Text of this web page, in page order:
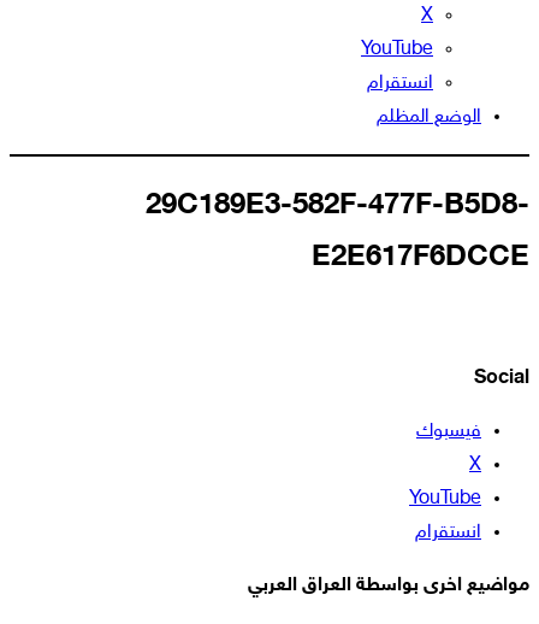
‫X
‫YouTube
انستقرام
الوضع المظلم
29C189E3-582F-477F-B5D8-
E2E617F6DCCE
Social
فيسبوك
‫X
‫YouTube
انستقرام
مواضيع اخرى بواسطة العراق العربي